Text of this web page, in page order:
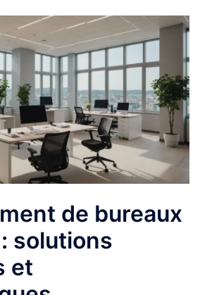
de bureaux
solutions
et